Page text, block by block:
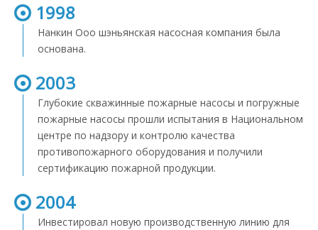
1998
Нанкин Ооо шэньянская насосная компания была
основана.
2003
Глубокие скважинные пожарные насосы и погружные
пожарные насосы прошли испытания в Национальном
центре по надзору и контролю качества
противопожарного оборудования и получили
сертификацию пожарной продукции.
2004
Инвестировал новую производственную линию для